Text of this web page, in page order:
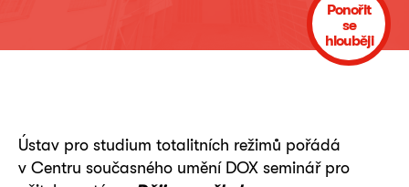
Ponořit
se
hlouběji
Ústav pro studium totalitních režimů pořádá
v Centru současného umění DOX seminář pro